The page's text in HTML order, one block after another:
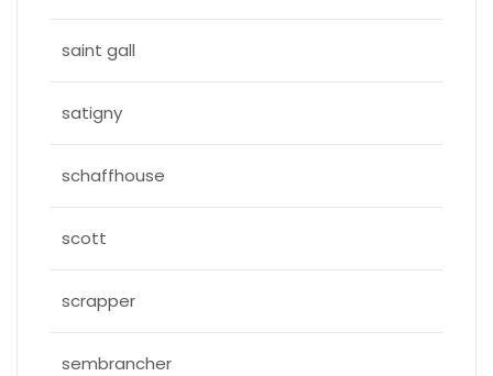
saint gall
satigny
schaffhouse
scott
scrapper
sembrancher